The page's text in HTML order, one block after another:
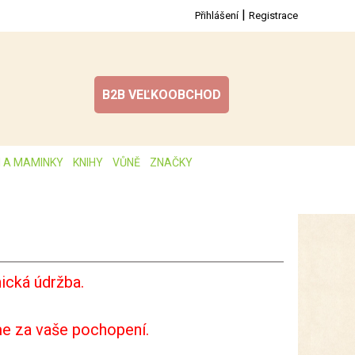
Přihlášení| Registrace
B2B VEĽKOOBCHOD
A MAMINKY KNIHY VŮNĚ ZNAČKY
údržba.
za vaše pochopení.